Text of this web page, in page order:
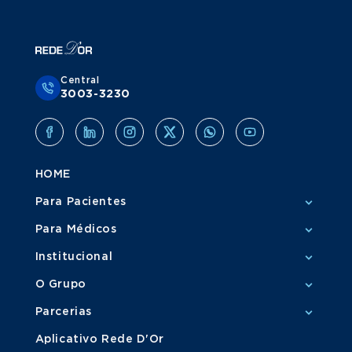
Central
3003-3230
HOME
Para Pacientes
Para Médicos
Institucional
O Grupo
Parcerias
Aplicativo Rede D'Or